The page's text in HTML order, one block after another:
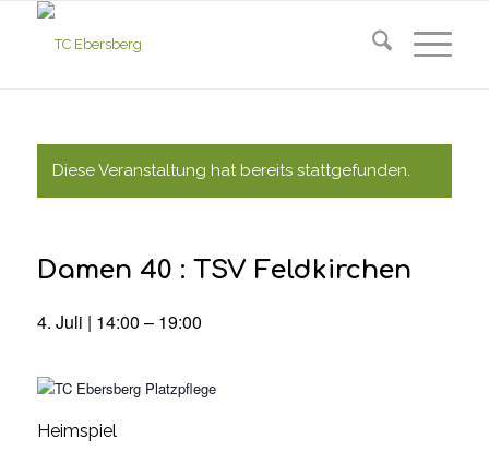
Diese Veranstaltung hat bereits stattgefunden.
Damen 40 : TSV Feldkirchen
4. Juli | 14:00 – 19:00
Heimspiel